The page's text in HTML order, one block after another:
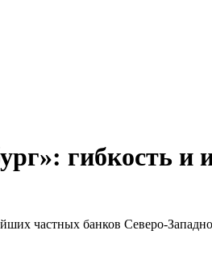
гибкость и
частных банков Северо-